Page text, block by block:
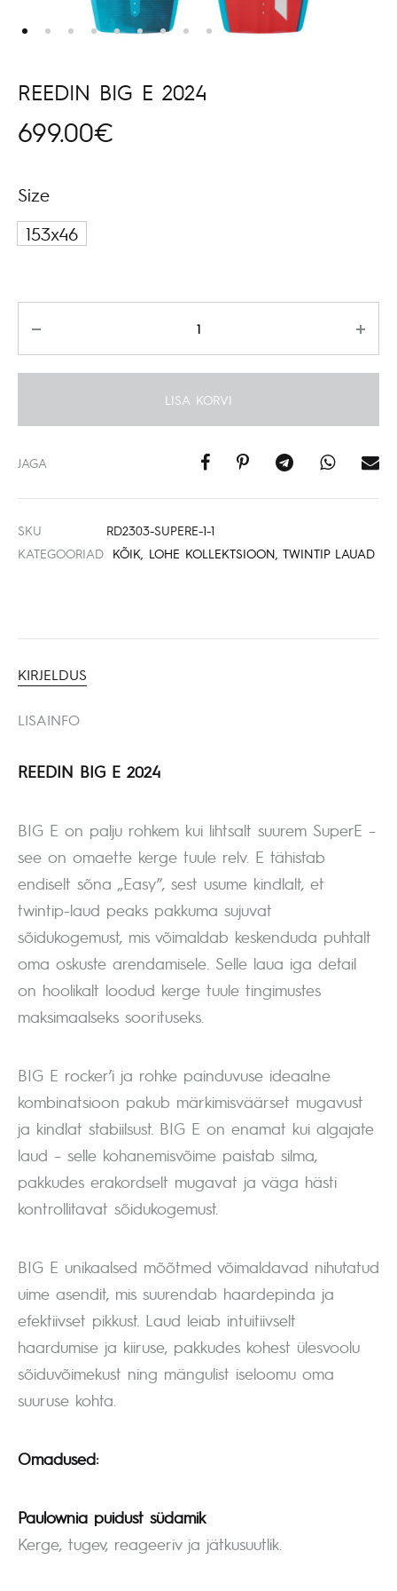
REEDIN BIG E 2024
699.00€
Size
153x46
LISA KORVI
JAGA
SKU
RD2303-SUPERE-1-1
KATEGOORIAD
KÕIK LOHE KOLLEKTSIOON TWINTIP LAUAD
KIRJELDUS
LISAINFO
REEDIN BIG E 2024
BIG E on palju rohkem kui lihtsalt suurem SuperE –
see on omaette kerge tuule relv. E tähistab
endiselt sõna „Easy”, sest usume kindlalt, et
twintip-laud peaks pakkuma sujuvat
sõidukogemust, mis võimaldab keskenduda puhtalt
oma oskuste arendamisele. Selle laua iga detail
on hoolikalt loodud kerge tuule tingimustes
maksimaalseks soorituseks.
BIG E rocker’i ja rohke painduvuse ideaalne
kombinatsioon pakub märkimisväärset mugavust
ja kindlat stabiilsust. BIG E on enamat kui algajate
laud – selle kohanemisvõime paistab silma,
pakkudes erakordselt mugavat ja väga hästi
kontrollitavat sõidukogemust.
BIG E unikaalsed mõõtmed võimaldavad nihutatud
uime asendit, mis suurendab haardepinda ja
efektiivset pikkust. Laud leiab intuitiivselt
haardumise ja kiiruse, pakkudes kohest ülesvoolu
sõiduvõimekust ning mängulist iseloomu oma
suuruse kohta.
Omadused:
Paulownia puidust südamik
Kerge, tugev, reageeriv ja jätkusuutlik.